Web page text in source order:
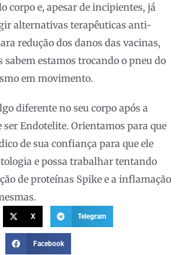
corpo e, apesar de incipientes, já
alternativas terapêuticas anti-
redução dos danos das vacinas,
sabem estamos trocando o pneu do
em movimento.
diferente no seu corpo após a
ser Endotelite. Orientamos para que
de sua confiança para que ele
e possa trabalhar tentando
de proteínas Spike e a inflamação
X Telegram
Facebook